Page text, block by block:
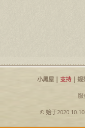
小黑屋| 支持| 规
服
© 始于2020.10.10